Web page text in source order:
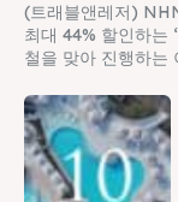
(트래블앤레저)
최대 44% 할인하는
철을 맞아 진행하는